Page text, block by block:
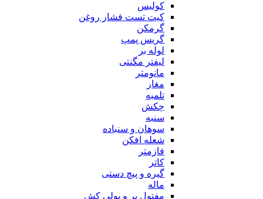
کولیس
کیت تست فشار روغن
گرمکن
گریس پمپ
لوله بر
لیفتر مگنتی
مانومتر
مغار
تلمبه
چکش
سنبه
سوهان و سنباده
شعله افکن
فازمتر
کاتر
گیره و پیچ دستی
ماله
مفتول بر و پولی کش